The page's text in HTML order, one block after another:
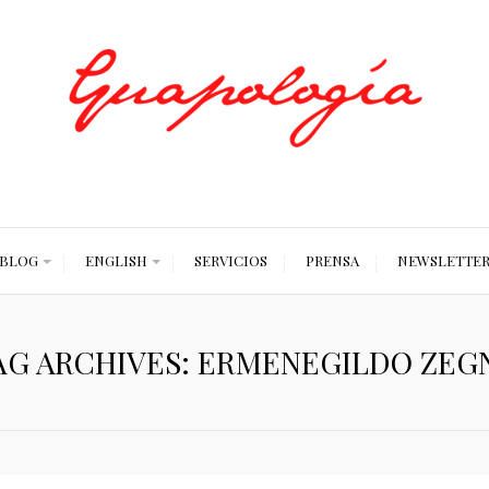
ENGLISH SERVICIOS PRENSA NEWSLETTER
ARCHIVES: ERMENEGILDO